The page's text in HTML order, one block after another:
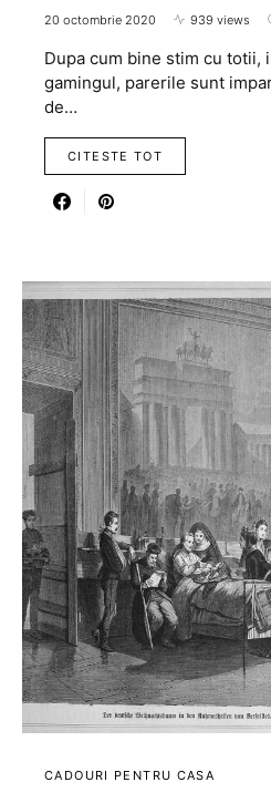
20 octombrie 2020 939 views
Dupa cum bine stim cu totii,
gamingul, parerile sunt
de…
CITESTE TOT
CADOURI PENTRU CASA